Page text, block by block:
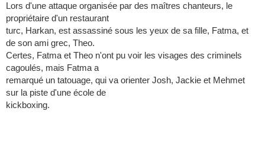
Lors d'une attaque organisée par des maîtres chanteurs, le
propriétaire d'un restaurant
turc, Harkan, est assassiné sous les yeux de sa fille, Fatma, et
de son ami grec, Theo.
Certes, Fatma et Theo n'ont pu voir les visages des criminels
cagoulés, mais Fatma a
remarqué un tatouage, qui va orienter Josh, Jackie et Mehmet
sur la piste d'une école de
kickboxing.